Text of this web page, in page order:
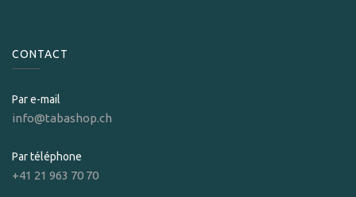
CONTACT
Par e-mail
info@tabashop.ch
Par téléphone
+41 21 963 70 70